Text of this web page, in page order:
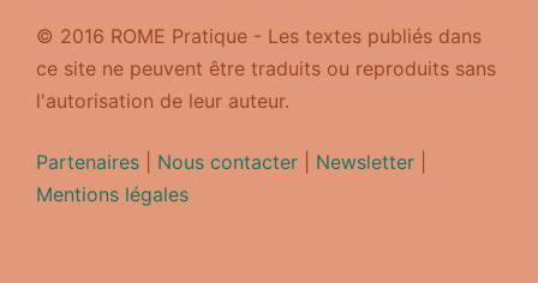
© 2016 ROME Pratique - Les textes publiés dans
ce site ne peuvent être traduits ou reproduits sans
l'autorisation de leur auteur.
Partenaires Nous contacter Newsletter
Mentions légales